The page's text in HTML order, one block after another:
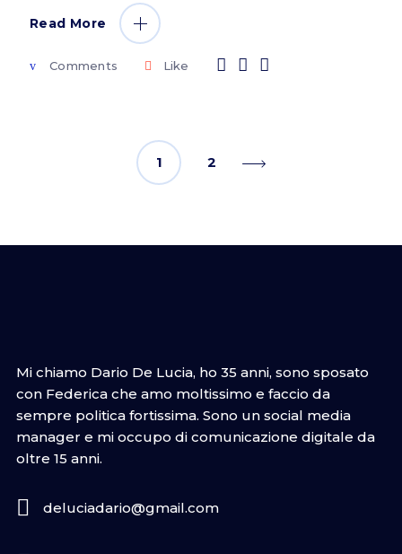
Read More
Comments Like
1 2
Mi chiamo Dario De Lucia, ho 35 anni, sono sposato
con Federica che amo moltissimo e faccio da
sempre politica fortissima. Sono un social media
manager e mi occupo di comunicazione digitale da
oltre 15 anni.
deluciadario@gmail.com